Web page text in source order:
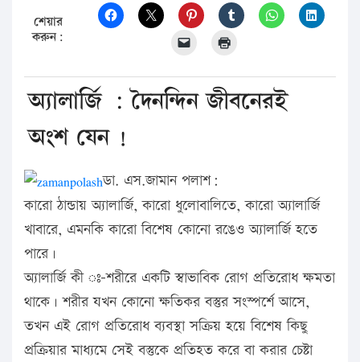
শেয়ার
করুন:
অ্যালার্জি : দৈনন্দিন জীবনেরই
অংশ যেন !
ডা. এস.জামান পলাশ:
কারো ঠান্ডায় অ্যালার্জি, কারো ধুলোবালিতে, কারো অ্যালার্জি
খাবারে, এমনকি কারো বিশেষ কোনো রঙেও অ্যালার্জি হতে
পারে।
অ্যালার্জি কী ঃ-শরীরে একটি স্বাভাবিক রোগ প্রতিরোধ ক্ষমতা
থাকে। শরীর যখন কোনো ক্ষতিকর বস্তুর সংস্পর্শে আসে,
তখন এই রোগ প্রতিরোধ ব্যবস্থা সক্রিয় হয়ে বিশেষ কিছু
প্রক্রিয়ার মাধ্যমে সেই বস্তুকে প্রতিহত করে বা করার চেষ্টা